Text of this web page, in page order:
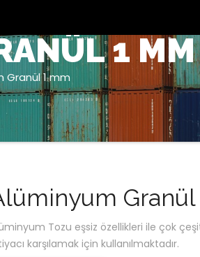
1 MM
Granül 1 mm
Granül
Tozu eşsiz özellikleri ile çok
karşılamak için kullanılmaktadır.